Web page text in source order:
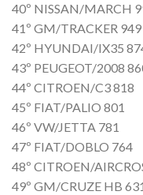
40º NISSAN/MARCH
41º GM/TRACKER 949
42º HYUNDAI/IX35
43º PEUGEOT/2008
44º CITROEN/C3 818
45º FIAT/PALIO 801
46º VW/JETTA 781
47º FIAT/DOBLO 764
48º CITROEN/
49º GM/CRUZE HB